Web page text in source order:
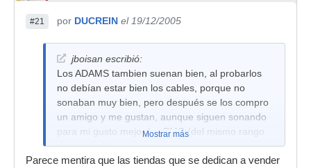
#21 por DUCREIN el 19/12/2005
jboisan escribió:
Los ADAMS tambien suenan bien, al probarlos
no debían estar bien los cables, porque no
sonaban muy bien, pero después se los compro
un amigo y me gustan, aunque siguen sonando
para mi gusto mejor los PMC (del mismo rango
de precios)
Mostrar más
Parece mentira que las tiendas que se dedican a vender